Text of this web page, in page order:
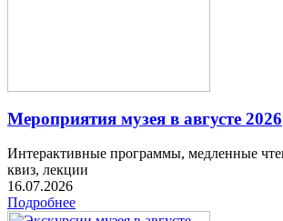
Мероприятия музея в августе 2026
Интерактивные программы, медленные
квиз, лекции
16.07.2026
Подробнее